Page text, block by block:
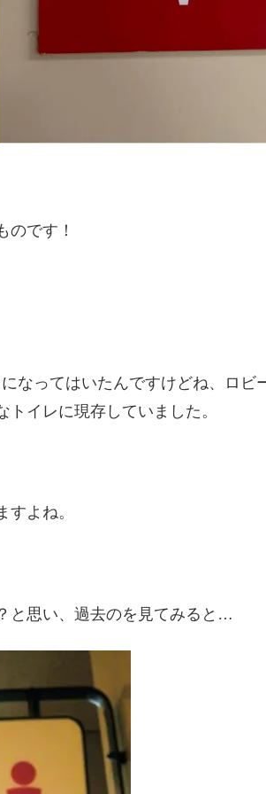
のです！
なってはいたんですけどね、ロビ
イレに現存していました。
よね。
思い、過去のを見てみると…